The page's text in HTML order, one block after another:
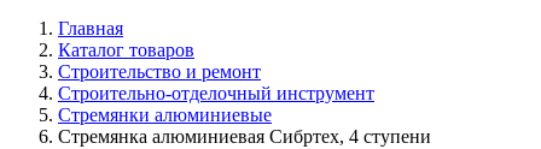
Главная
Каталог товаров
Строительство и ремонт
Строительно-отделочный инструмент
Стремянки алюминиевые
Стремянка алюминиевая Сибртех, 4 ступени